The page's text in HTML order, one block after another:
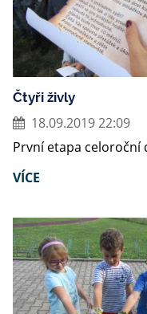
Čtyři živly
18.09.2019 22:09
První etapa celoroční
VÍCE